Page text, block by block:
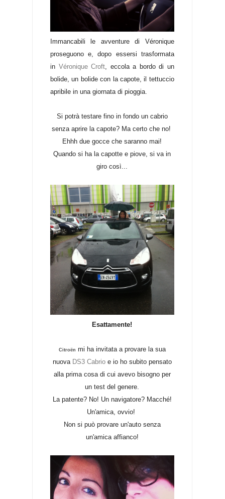
Immancabili le avventure di Véronique
proseguono e, dopo essersi trasformata
in Véronique Croft, eccola a bordo di un
bolide, un bolide con la capote, il tettuccio
apribile in una giornata di pioggia.
Si potrà testare fino in fondo un cabrio
senza aprire la capote? Ma certo che no!
Ehhh due gocce che saranno mai!
Quando si ha la capotte e piove, si va in
giro così...
Esattamente!
Citroën mi ha invitata a provare la sua
nuova DS3 Cabrioe io ho subito pensato
alla prima cosa di cui avevo bisogno per
un test del genere.
La patente? No! Un navigatore? Macché!
Un'amica, ovvio!
Non si può provare un'auto senza
un'amica affianco!